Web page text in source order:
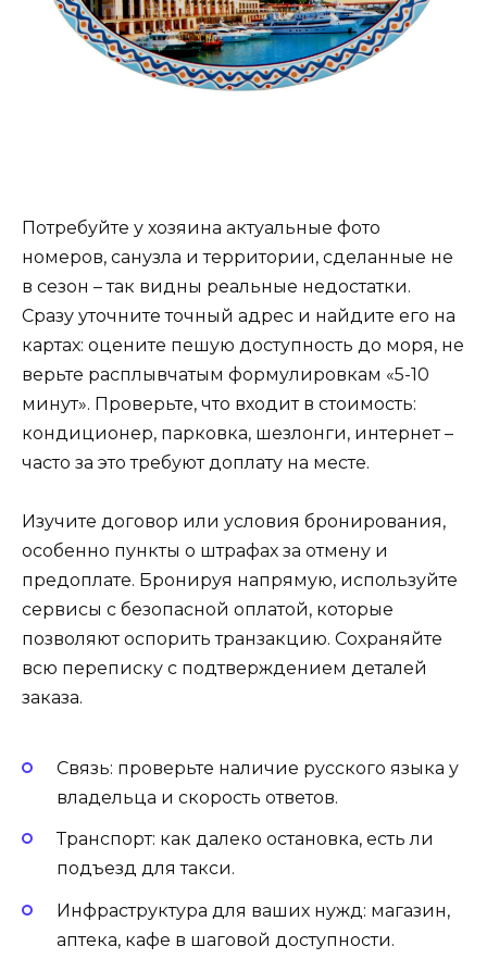
Потребуйте у хозяина актуальные фото
номеров, санузла и территории, сделанные не
в сезон – так видны реальные недостатки.
Сразу уточните точный адрес и найдите его на
картах: оцените пешую доступность до моря, не
верьте расплывчатым формулировкам «5-10
минут». Проверьте, что входит в стоимость:
кондиционер, парковка, шезлонги, интернет –
часто за это требуют доплату на месте.
Изучите договор или условия бронирования,
особенно пункты о штрафах за отмену и
предоплате. Бронируя напрямую, используйте
сервисы с безопасной оплатой, которые
позволяют оспорить транзакцию. Сохраняйте
всю переписку с подтверждением деталей
заказа.
Связь: проверьте наличие русского языка у
владельца и скорость ответов.
Транспорт: как далеко остановка, есть ли
подъезд для такси.
Инфраструктура для ваших нужд: магазин,
аптека, кафе в шаговой доступности.